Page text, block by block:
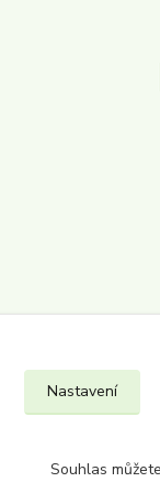
Nastavení
Souhlas